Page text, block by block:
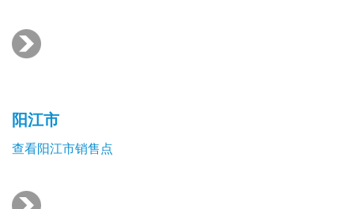
阳江市
查看阳江市销售点